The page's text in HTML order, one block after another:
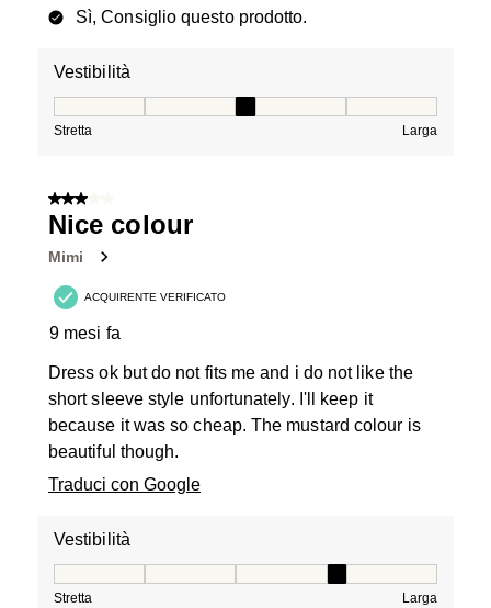
Sì, Consiglio questo prodotto.
Vestibilità
Stretta Larga
3 su 5 stelle.
Nice colour
Mimi
ACQUIRENTE VERIFICATO
9 mesi fa
Dress ok but do not fits me and i do not like the
short sleeve style unfortunately. I'll keep it
because it was so cheap. The mustard colour is
beautiful though.
Traduci con Google
Vestibilità
Stretta Larga